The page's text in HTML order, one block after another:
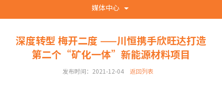
媒体中心
深度转型 梅开二度 ——川恒携手欣旺达打造
第二个“矿化一体”新能源材料项目
发布时间：2021-12-04 返回列表